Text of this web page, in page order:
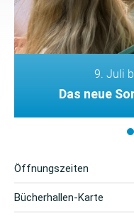
9. Juli
Das neue
Öffnungszeiten
Bücherhallen-Karte